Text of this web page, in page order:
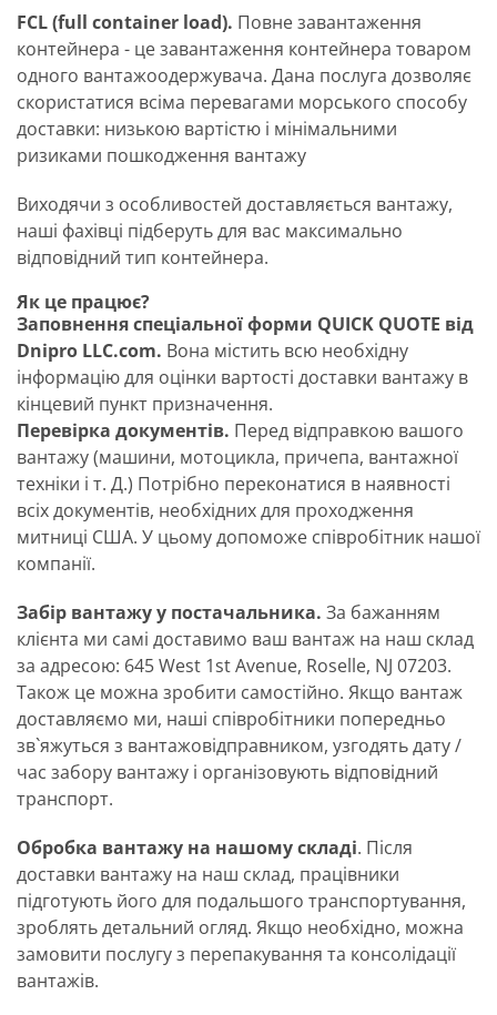
FCL (full container load). Повне завантаження
контейнера - це завантаження контейнера товаром
одного вантажоодержувача. Дана послуга дозволяє
скористатися всіма перевагами морського способу
доставки: низькою вартістю і мінімальними
ризиками пошкодження вантажу
Виходячи з особливостей доставляється вантажу,
наші фахівці підберуть для вас максимально
відповідний тип контейнера.
Як це працює?
Заповнення спеціальної форми QUICK QUOTE від
Dnipro LLC.com. Вона містить всю необхідну
інформацію для оцінки вартості доставки вантажу в
кінцевий пункт призначення.
Перевірка документів. Перед відправкою вашого
вантажу (машини, мотоцикла, причепа, вантажної
техніки і т. Д.) Потрібно переконатися в наявності
всіх документів, необхідних для проходження
митниці США. У цьому допоможе співробітник нашої
компанії.
Забір вантажу у постачальника. За бажанням
клієнта ми самі доставимо ваш вантаж на наш склад
за адресою: 645 West 1st Avenue, Roselle, NJ 07203.
Також це можна зробити самостійно. Якщо вантаж
доставляємо ми, наші співробітники попередньо
зв`яжуться з вантажовідправником, узгодять дату /
час забору вантажу і організовують відповідний
транспорт.
Обробка вантажу на нашому складі. Після
доставки вантажу на наш склад, працівники
підготують його для подальшого транспортування,
зроблять детальний огляд. Якщо необхідно, можна
замовити послугу з перепакування та консолідації
вантажів.